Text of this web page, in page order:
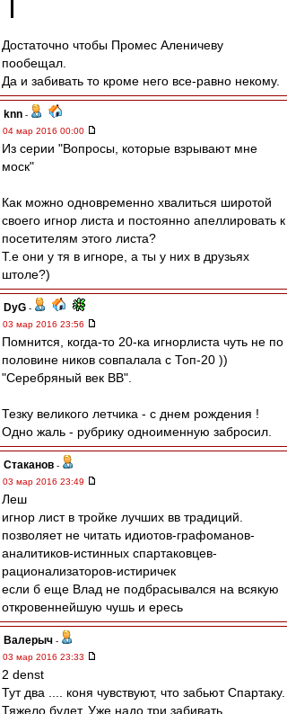
Достаточно чтобы Промес Аленичеву
пообещал.
Да и забивать то кроме него все-равно некому.
knn -
04 мар 2016 00:00
Из серии "Вопросы, которые взрывают мне
моск"
Как можно одновременно хвалиться широтой
своего игнор листа и постоянно апеллировать к
посетителям этого листа?
Т.е они у тя в игноре, а ты у них в друзьях
штоле?)
DyG -
03 мар 2016 23:56
Помнится, когда-то 20-ка игнорлиста чуть не по
половине ников совпалала с Топ-20 ))
"Серебряный век ВВ".
Тезку великого летчика - с днем рождения !
Одно жаль - рубрику одноименную забросил.
Cтаканов -
03 мар 2016 23:49
Леш
игнор лист в тройке лучших вв традиций.
позволяет не читать идиотов-графоманов-
аналитиков-истинных спартаковцев-
рационализаторов-истиричек
если б еще Влад не подбрасывался на всякую
откровеннейшую чушь и ересь
Валерыч -
03 мар 2016 23:33
2 denst
Тут два .... коня чувствуют, что забьют Спартаку.
Тяжело будет. Уже надо три забивать.